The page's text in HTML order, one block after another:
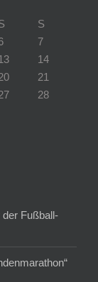
S
7
14
21
28
Fußball-